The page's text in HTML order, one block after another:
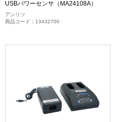
USBパワーセンサ（MA24108A）
アンリツ
商品コード：13432700